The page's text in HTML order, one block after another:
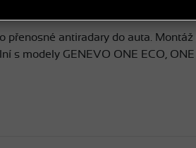
antiradary do auta.
s modely GENEVO ONE ECO, ONE